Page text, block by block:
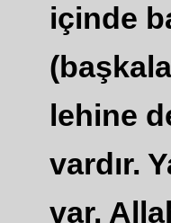
içinde
lehine
vardır.
var.